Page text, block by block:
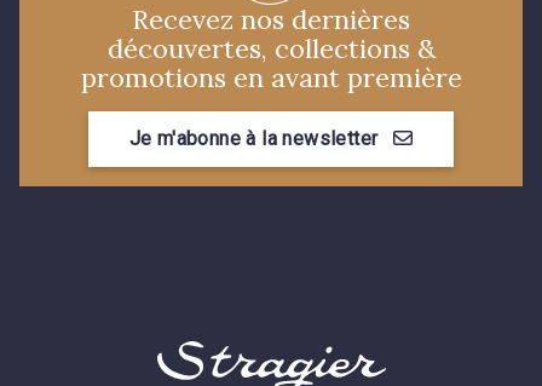
Recevez nos dernières
découvertes, collections &
promotions en avant première
Je m'abonne à la newsletter